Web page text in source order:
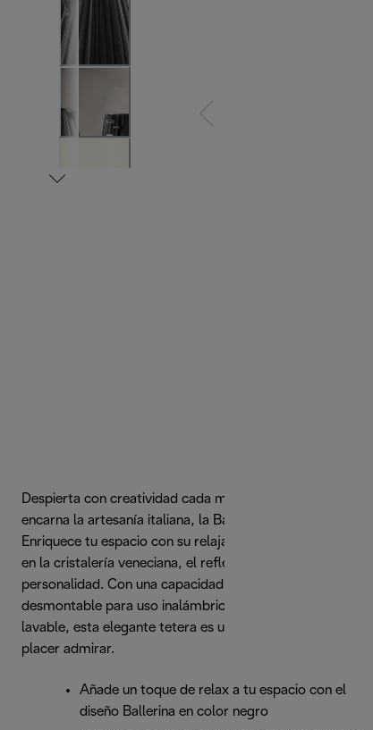
Despierta con creatividad cada mañana con la tetera que
encarna la artesanía italiana, la Ballerina de De'Longhi.
Enriquece tu espacio con su relajante tono negro inspirado
en la cristalería veneciana, el reflejo perfecto de tu
personalidad. Con una capacidad de 1,7 l, base
desmontable para uso inalámbrico y filtro extraíble
lavable, esta elegante tetera es una alegría de usar y un
placer admirar.
Añade un toque de relax a tu espacio con el
diseño Ballerina en color negro